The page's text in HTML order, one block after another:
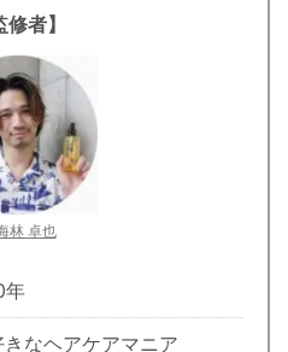
修者】
林 卓也
年
なヘアケアマニア